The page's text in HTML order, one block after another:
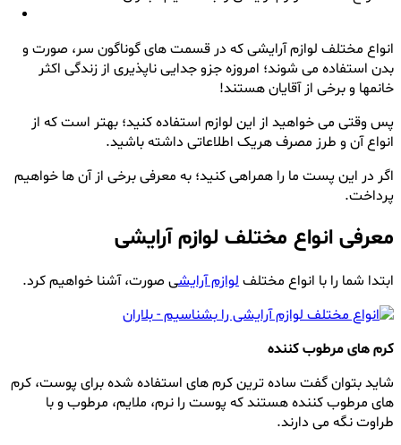
انواع مختلف لوازم آرایشی که در قسمت های گوناگون سر، صورت و
بدن استفاده می شوند؛ امروزه جزو جدایی ناپذیری از زندگی اکثر
خانمها و برخی از آقایان هستند!
پس وقتی می خواهید از این لوازم استفاده کنید؛ بهتر است که از
انواع آن و طرز مصرف هریک اطلاعاتی داشته باشید.
اگر در این پست ما را همراهی کنید؛ به معرفی برخی از آن ها خواهیم
پرداخت.
معرفی انواع مختلف لوازم آرایشی
ابتدا شما را با انواع مختلفلوازم آرایشی صورت، آشنا خواهیم کرد.
کرم های مرطوب کننده
شاید بتوان گفت ساده ترین کرم های استفاده شده برای پوست، کرم
های مرطوب کننده هستند که پوست را نرم، ملایم، مرطوب و با
طراوت نگه می دارند.